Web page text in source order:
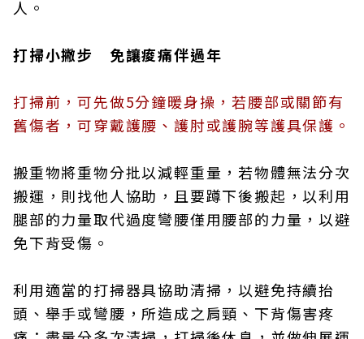
人。
打掃小撇步 免讓痠痛伴過年
打掃前，可先做5分鐘暖身操，若腰部或關節有
舊傷者，可穿戴護腰、護肘或護腕等護具保護。
搬重物將重物分批以減輕重量，若物體無法分次
搬運，則找他人協助，且要蹲下後搬起，以利用
腿部的力量取代過度彎腰僅用腰部的力量，以避
免下背受傷。
利用適當的打掃器具協助清掃，以避免持續抬
頭、舉手或彎腰，所造成之肩頸、下背傷害疼